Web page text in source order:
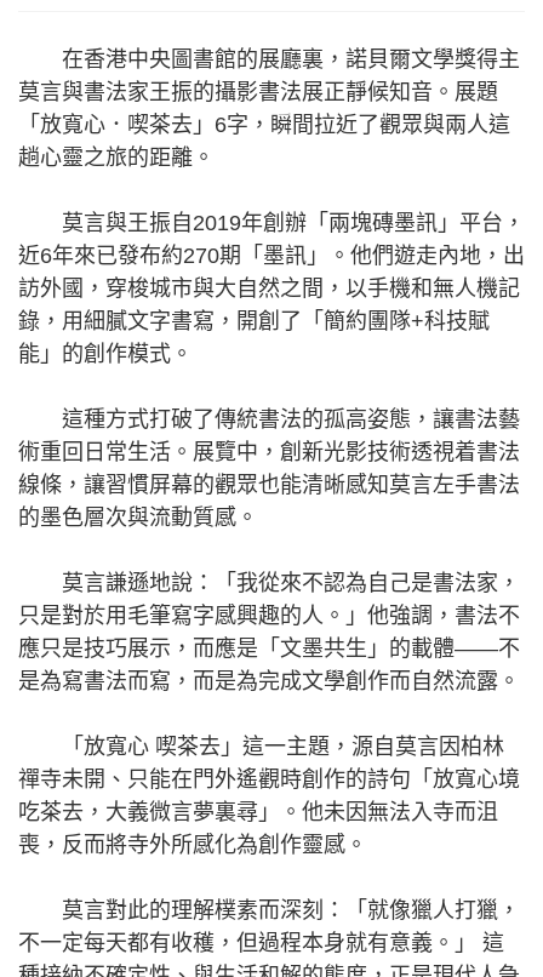
在香港中央圖書館的展廳裏，諾貝爾文學獎得主
莫言與書法家王振的攝影書法展正靜候知音。展題
「放寬心．喫茶去」6字，瞬間拉近了觀眾與兩人這
趟心靈之旅的距離。
莫言與王振自2019年創辦「兩塊磚墨訊」平台，
近6年來已發布約270期「墨訊」。他們遊走內地，出
訪外國，穿梭城市與大自然之間，以手機和無人機記
錄，用細膩文字書寫，開創了「簡約團隊+科技賦
能」的創作模式。
這種方式打破了傳統書法的孤高姿態，讓書法藝
術重回日常生活。展覽中，創新光影技術透視着書法
線條，讓習慣屏幕的觀眾也能清晰感知莫言左手書法
的墨色層次與流動質感。
莫言謙遜地說：「我從來不認為自己是書法家，
只是對於用毛筆寫字感興趣的人。」他強調，書法不
應只是技巧展示，而應是「文墨共生」的載體——不
是為寫書法而寫，而是為完成文學創作而自然流露。
「放寬心 喫茶去」這一主題，源自莫言因柏林
禪寺未開、只能在門外遙觀時創作的詩句「放寬心境
吃茶去，大義微言夢裏尋」。他未因無法入寺而沮
喪，反而將寺外所感化為創作靈感。
莫言對此的理解樸素而深刻：「就像獵人打獵，
不一定每天都有收穫，但過程本身就有意義。」 這